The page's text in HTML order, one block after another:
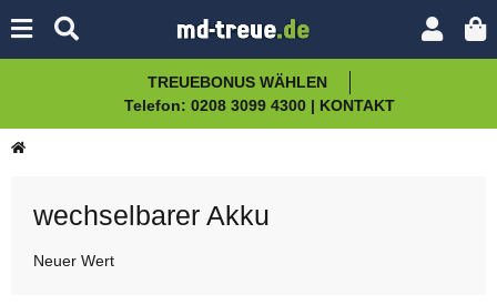
TREUEBONUS WÄHLEN
Telefon: 0208 3099 4300 | KONTAKT
wechselbarer Akku
Neuer Wert